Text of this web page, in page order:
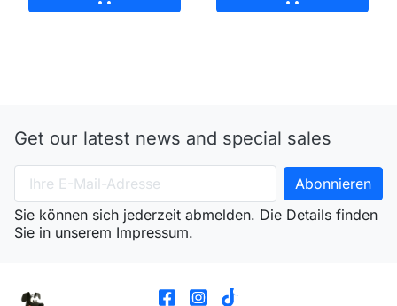
Get our latest news and special sales
Sie können sich jederzeit abmelden. Die Details finden
Sie in unserem Impressum.